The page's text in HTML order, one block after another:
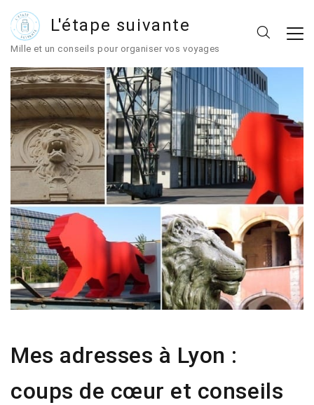
L'étape suivante
Mille et un conseils pour organiser vos voyages
Mes adresses à Lyon :
coups de cœur et conseils